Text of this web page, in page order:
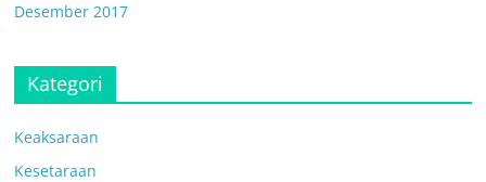
Desember 2017
Kategori
Keaksaraan
Kesetaraan